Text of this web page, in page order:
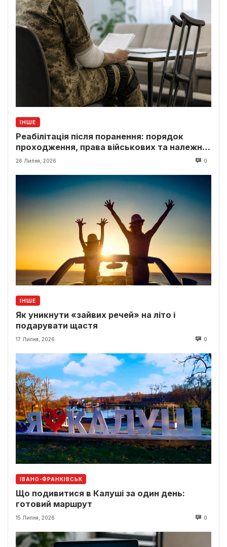
ІНШЕ
Реабілітація після поранення: порядок
проходження, права військових та належні
виплати
26 Липня, 2026 0
ІНШЕ
Як уникнути «зайвих речей» на літо і
подарувати щастя
17 Липня, 2026 0
ІВАНО-ФРАНКІВСЬК
Що подивитися в Калуші за один день:
готовий маршрут
15 Липня, 2026 0